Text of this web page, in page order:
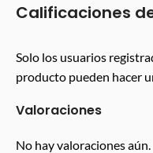
Calificaciones
Valoraciones
No hay valoraciones aún.
Solo los usuarios
producto pueden hacer